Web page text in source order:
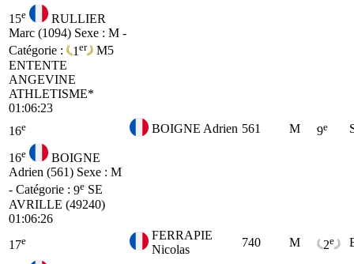
15e
RULLIER
Marc (1094) Sexe : M -
Catégorie :
1 er
M5
ENTENTE
ANGEVINE
ATHLETISME*
01:06:23
16e BOIGNE Adrien 561 M 9e
16e
BOIGNE
Adrien (561) Sexe : M
- Catégorie : 9e SE
AVRILLE (49240)
01:06:26
17e
FERRAPIE
Nicolas
740 M 2e